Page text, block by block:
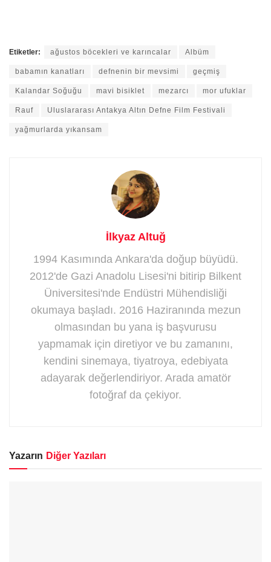
Etiketler: ağustos böcekleri ve karıncalar Albüm
babamın kanatları defnenin bir mevsimi geçmiş
Kalandar Soğuğu mavi bisiklet mezarcı mor ufuklar
Rauf Uluslararası Antakya Altın Defne Film Festivali
yağmurlarda yıkansam
İlkyaz Altuğ
1994 Kasımında Ankara'da doğup büyüdü.
2012'de Gazi Anadolu Lisesi'ni bitirip Bilkent
Üniversitesi'nde Endüstri Mühendisliği
okumaya başladı. 2016 Haziranında mezun
olmasından bu yana iş başvurusu
yapmamak için diretiyor ve bu zamanını,
kendini sinemaya, tiyatroya, edebiyata
adayarak değerlendiriyor. Arada amatör
fotoğraf da çekiyor.
Yazarın Diğer Yazıları